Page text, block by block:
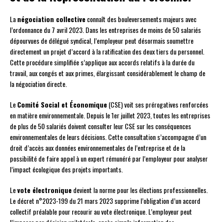
Lanégociation collectiveconnaît des bouleversements majeurs avec
l’ordonnance du 7 avril 2023. Dans les entreprises de moins de 50 salariés
dépourvues de délégué syndical, l’employeur peut désormais soumettre
directement un projet d’accord à la ratification des deux tiers du personnel.
Cette procédure simplifiée s’applique aux accords relatifs à la durée du
travail, aux congés et aux primes, élargissant considérablement le champ de
la négociation directe.
LeComité Social et Économique(CSE) voit ses prérogatives renforcées
en matière environnementale. Depuis le 1er juillet 2023, toutes les entreprises
de plus de 50 salariés doivent consulter leur CSE sur les conséquences
environnementales de leurs décisions. Cette consultation s’accompagne d’un
droit d’accès aux données environnementales de l’entreprise et de la
possibilité de faire appel à un expert rémunéré par l’employeur pour analyser
l’impact écologique des projets importants.
Levote électroniquedevient la norme pour les élections professionnelles.
Le décret n°2023-199 du 21 mars 2023 supprime l’obligation d’un accord
collectif préalable pour recourir au vote électronique. L’employeur peut